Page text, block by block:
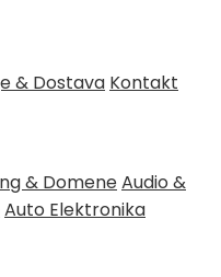
& Dostava Kontakt
& DomeneAudio &
Auto Elektronika